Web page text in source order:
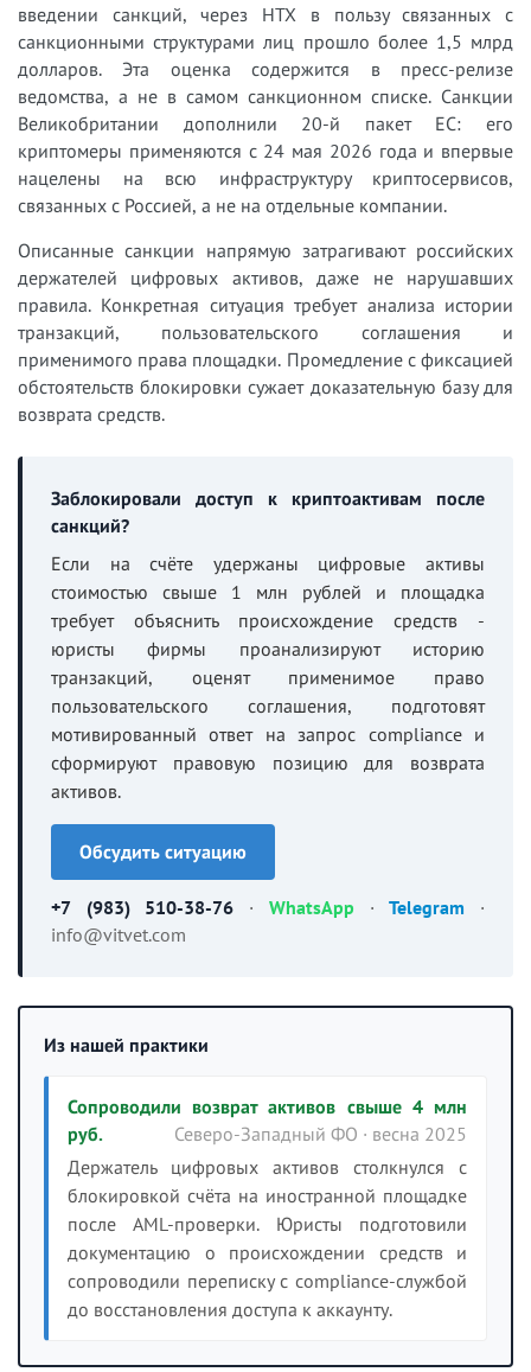
введении санкций, через HTX в пользу связанных с
санкционными структурами лиц прошло более 1,5 млрд
долларов. Эта оценка содержится в пресс-релизе
ведомства, а не в самом санкционном списке. Санкции
Великобритании дополнили 20-й пакет ЕС: его
криптомеры применяются с 24 мая 2026 года и впервые
нацелены на всю инфраструктуру криптосервисов,
связанных с Россией, а не на отдельные компании.
Описанные санкции напрямую затрагивают российских
держателей цифровых активов, даже не нарушавших
правила. Конкретная ситуация требует анализа истории
транзакций, пользовательского соглашения и
применимого права площадки. Промедление с фиксацией
обстоятельств блокировки сужает доказательную базу для
возврата средств.
Заблокировали доступ к криптоактивам после
санкций?
Если на счёте удержаны цифровые активы
стоимостью свыше 1 млн рублей и площадка
требует объяснить происхождение средств -
юристы фирмы проанализируют историю
транзакций, оценят применимое право
пользовательского соглашения, подготовят
мотивированный ответ на запрос compliance и
сформируют правовую позицию для возврата
активов.
Обсудить ситуацию
+7 (983) 510-38-76 · WhatsApp ·Telegram ·
info@vitvet.com
Из нашей практики
Сопроводили возврат активов свыше 4 млн
руб.
Северо-Западный ФО · весна 2025
Держатель цифровых активов столкнулся с
блокировкой счёта на иностранной площадке
после AML-проверки. Юристы подготовили
документацию о происхождении средств и
сопроводили переписку с compliance-службой
до восстановления доступа к аккаунту.